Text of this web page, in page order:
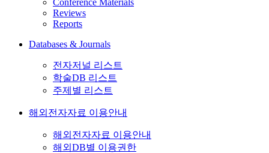
Conference Materials
Reviews
Reports
Databases & Journals
전자저널 리스트
학술DB 리스트
주제별 리스트
해외전자자료 이용안내
해외전자자료 이용안내
해외DB별 이용권한